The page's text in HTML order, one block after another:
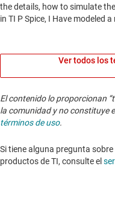
Ver todos los
El contenido lo proporcionan
la comunidad y no constituye
términos de uso.
Si tiene alguna pregunta
productos de TI, consulte el